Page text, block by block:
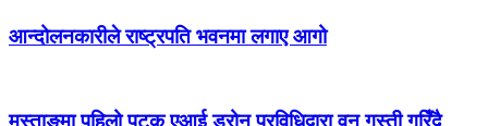
आन्दोलनकारीले राष्ट्रपति भवनमा लगाए आगो
मुस्ताङमा पहिलो पटक एआई ड्रोन प्रविधिद्वारा वन गस्ती गरिँदै